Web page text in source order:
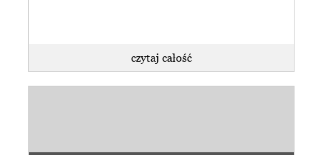
czytaj całość